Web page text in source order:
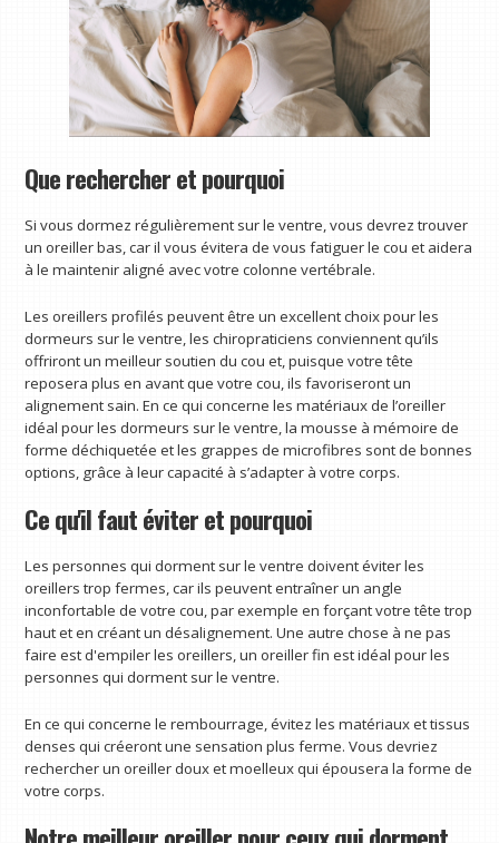
Que rechercher et pourquoi
Si vous dormez régulièrement sur le ventre, vous devrez trouver
un oreiller bas, car il vous évitera de vous fatiguer le cou et aidera
à le maintenir aligné avec votre colonne vertébrale.
Les oreillers profilés peuvent être un excellent choix pour les
dormeurs sur le ventre, les chiropraticiens conviennent qu’ils
offriront un meilleur soutien du cou et, puisque votre tête
reposera plus en avant que votre cou, ils favoriseront un
alignement sain. En ce qui concerne les matériaux de l’oreiller
idéal pour les dormeurs sur le ventre, la mousse à mémoire de
forme déchiquetée et les grappes de microfibres sont de bonnes
options, grâce à leur capacité à s’adapter à votre corps.
Ce qu'il faut éviter et pourquoi
Les personnes qui dorment sur le ventre doivent éviter les
oreillers trop fermes, car ils peuvent entraîner un angle
inconfortable de votre cou, par exemple en forçant votre tête trop
haut et en créant un désalignement. Une autre chose à ne pas
faire est d'empiler les oreillers, un oreiller fin est idéal pour les
personnes qui dorment sur le ventre.
En ce qui concerne le rembourrage, évitez les matériaux et tissus
denses qui créeront une sensation plus ferme. Vous devriez
rechercher un oreiller doux et moelleux qui épousera la forme de
votre corps.